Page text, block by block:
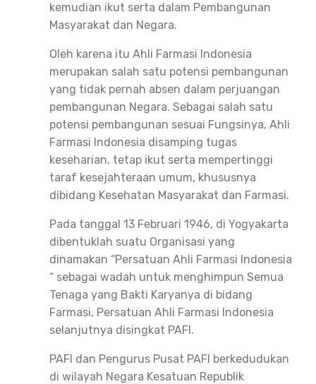
kemudian ikut serta dalam Pembangunan
Masyarakat dan Negara.
Oleh karena itu Ahli Farmasi Indonesia
merupakan salah satu potensi pembangunan
yang tidak pernah absen dalam perjuangan
pembangunan Negara. Sebagai salah satu
potensi pembangunan sesuai Fungsinya, Ahli
Farmasi Indonesia disamping tugas
keseharian, tetap ikut serta mempertinggi
taraf kesejahteraan umum, khususnya
dibidang Kesehatan Masyarakat dan Farmasi.
Pada tanggal 13 Februari 1946, di Yogyakarta
dibentuklah suatu Organisasi yang
dinamakan “Persatuan Ahli Farmasi Indonesia
“ sebagai wadah untuk menghimpun Semua
Tenaga yang Bakti Karyanya di bidang
Farmasi, Persatuan Ahli Farmasi Indonesia
selanjutnya disingkat PAFI.
PAFI dan Pengurus Pusat PAFI berkedudukan
di wilayah Negara Kesatuan Republik